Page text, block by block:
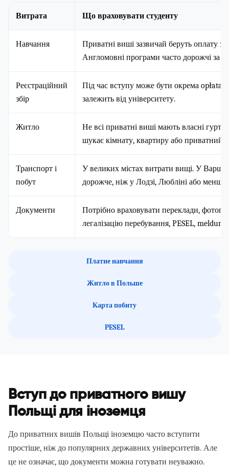
Витрата Що враховувати студенту
Навчання
Приватні виші зазвичай беруть оплату за
Англомовні програми часто дорожчі за
Реєстраційний
збір
Під час вступу може бути окрема opłata
залежить від університету.
Житло
Не всі приватні виші мають власні
шукає кімнату, квартиру або приватний
Транспорт і
побут
У великих містах витрати вищі. У
дорожче, ніж у Лодзі, Любліні або
Документи
Потрібно враховувати переклади,
легалізацію перебування, PESEL,
Платне навчання
Житло в Польше
Карта побиту
PESEL
Вступ до приватного вишу
Польщі для іноземця
До приватних вишів Польщі іноземцю часто вступити
простіше, ніж до популярних державних університетів. Але
це не означає, що документи можна готувати неуважно.